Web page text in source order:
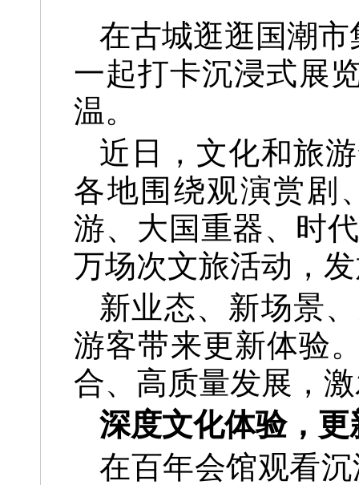
在古城逛逛国潮
一起打卡沉浸式展
温。
近日，文化和旅
各地围绕观演赏剧
游、大国重器、时
万场次文旅活动，
新业态、新场景
游客带来更新体验
合、高质量发展，
深度文化体验，
在百年会馆观看